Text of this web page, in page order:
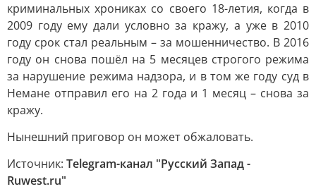
криминальных хрониках со своего 18-летия, когда в
2009 году ему дали условно за кражу, а уже в 2010
году срок стал реальным – за мошенничество. В 2016
году он снова пошёл на 5 месяцев строгого режима
за нарушение режима надзора, и в том же году суд в
Немане отправил его на 2 года и 1 месяц – снова за
кражу.
Нынешний приговор он может обжаловать.
Источник: Telegram-канал "Русский Запад -
Ruwest.ru"